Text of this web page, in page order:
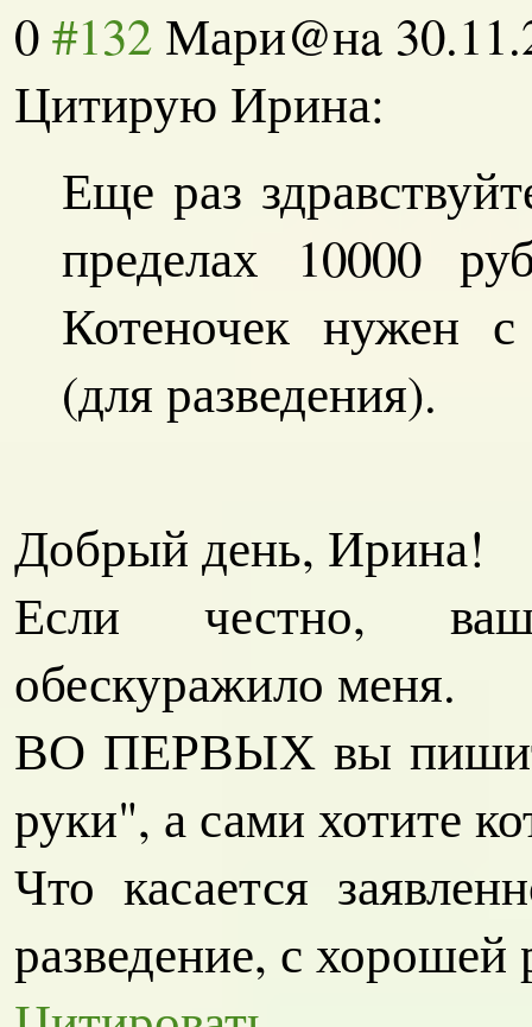
0#132 Мари@нa
Цитирую Ирина:
Еще раз
пределах 10000
Котеночек нужен
(для разведения).
Добрый день, Ирина!
Если честно,
обескуражило меня.
ВО ПЕРВЫХ вы
руки", а сами хотите
Что касается
разведение, с